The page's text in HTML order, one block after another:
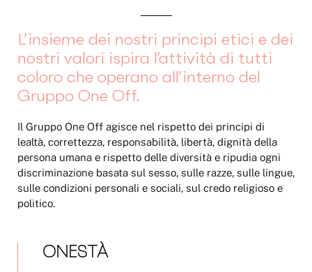
L’insieme dei nostri principi etici e dei
nostri valori ispira l’attività di tutti
coloro che operano all’interno del
Gruppo One Off.
Il Gruppo One Off agisce nel rispetto dei principi di
lealtà, correttezza, responsabilità, libertà, dignità della
persona umana e rispetto delle diversità e ripudia ogni
discriminazione basata sul sesso, sulle razze, sulle lingue,
sulle condizioni personali e sociali, sul credo religioso e
politico.
ONESTÀ